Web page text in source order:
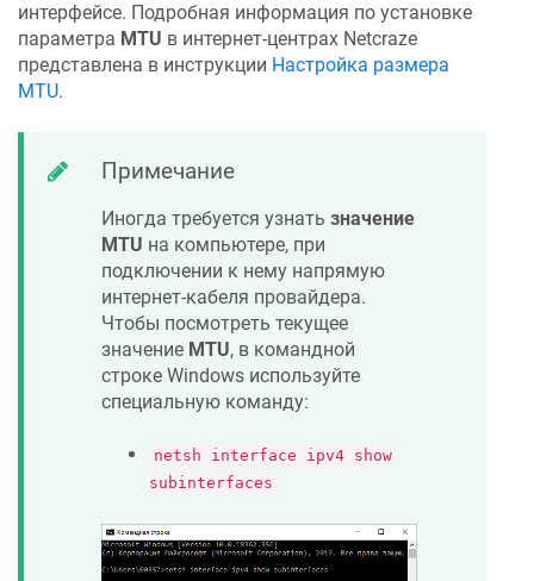
интерфейсе. Подробная информация по установке
параметра MTU в интернет-центрах Netcraze
представлена в инструкции Настройка размера
MTU.
Примечание
Иногда требуется узнать значение
MTU на компьютере, при
подключении к нему напрямую
интернет-кабеля провайдера.
Чтобы посмотреть текущее
значение MTU, в командной
строке Windows используйте
специальную команду:
netsh interface ipv4 show
subinterfaces